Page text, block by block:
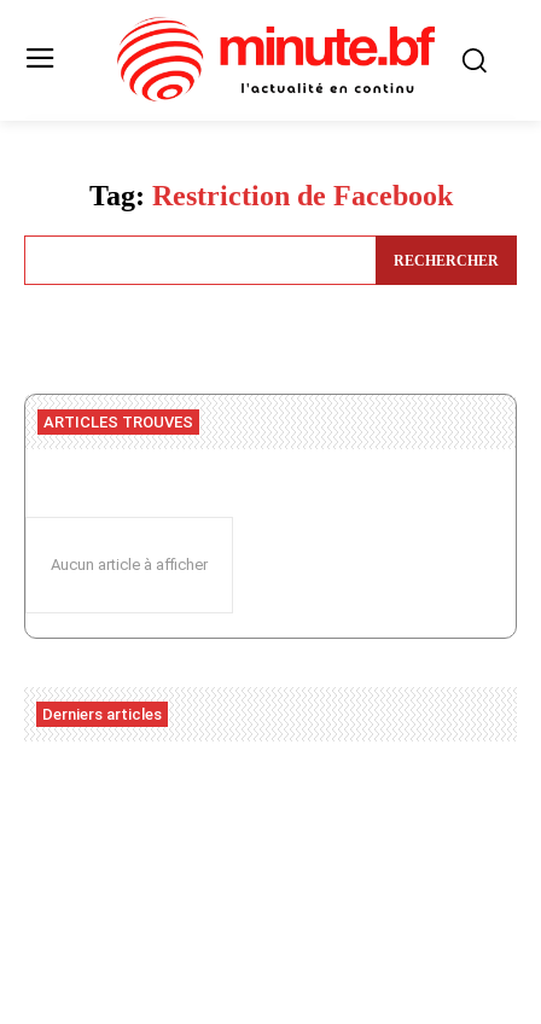
Tag: Restriction de Facebook
RECHERCHER
ARTICLES TROUVES
Aucun article à afficher
Derniers articles